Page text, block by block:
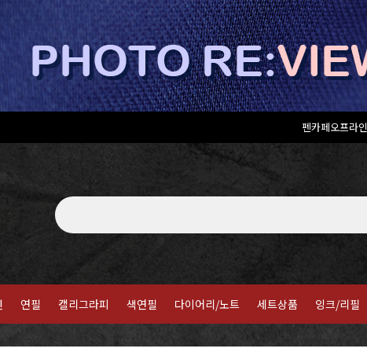
펜카페오프라인
연필 캘리그라피 색연필 다이어리/노트 세트상품 잉크/리필